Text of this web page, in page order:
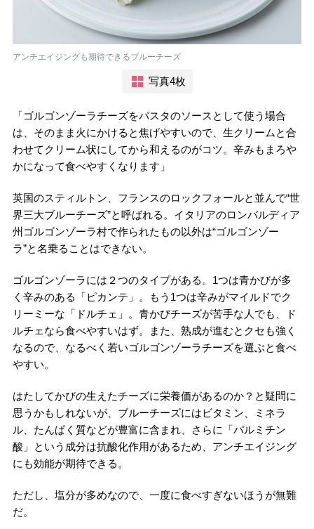
アンチエイジングも期待できるブルーチーズ
写真4枚
「ゴルゴンゾーラチーズをパスタのソースとして使う場合
は、そのまま火にかけると焦げやすいので、生クリームと合
わせてクリーム状にしてから和えるのがコツ。辛みもまろや
かになって食べやすくなります」
英国のスティルトン、フランスのロックフォールと並んで“世
界三大ブルーチーズ”と呼ばれる。イタリアのロンバルディア
州ゴルゴンゾーラ村で作られたもの以外は“ゴルゴンゾー
ラ”と名乗ることはできない。
ゴルゴンゾーラには２つのタイプがある。1つは青かびが多
く辛みのある「ピカンテ」。もう1つは辛みがマイルドでク
リーミーな「ドルチェ」。青かびチーズが苦手な人でも、ド
ルチェなら食べやすいはず。また、熟成が進むとクセも強く
なるので、なるべく若いゴルゴンゾーラチーズを選ぶと食べ
やすい。
はたしてかびの生えたチーズに栄養価があるのか？と疑問に
思うかもしれないが、ブルーチーズにはビタミン、ミネラ
ル、たんぱく質などが豊富に含まれ、さらに「パルミチン
酸」という成分は抗酸化作用があるため、アンチエイジング
にも効能が期待できる。
ただし、塩分が多めなので、一度に食べすぎないほうが無難
だ。